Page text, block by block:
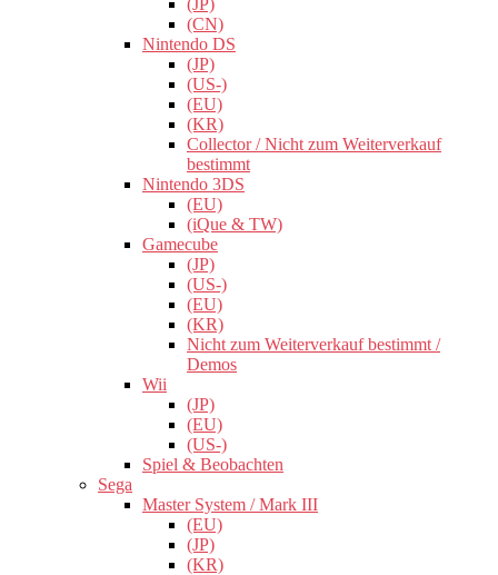
(JP)
(CN)
Nintendo DS
(JP)
(US-)
(EU)
(KR)
Collector / Nicht zum Weiterverkauf
bestimmt
Nintendo 3DS
(EU)
(iQue & TW)
Gamecube
(JP)
(US-)
(EU)
(KR)
Nicht zum Weiterverkauf bestimmt /
Demos
Wii
(JP)
(EU)
(US-)
Spiel & Beobachten
Sega
Master System / Mark III
(EU)
(JP)
(KR)